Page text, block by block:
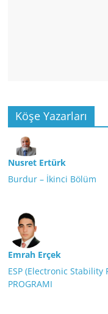
Köşe Yazarları
Nusret Ertürk
Burdur – İkinci Bölüm
Emrah Erçek
ESP (Electronic Stability
PROGRAMI